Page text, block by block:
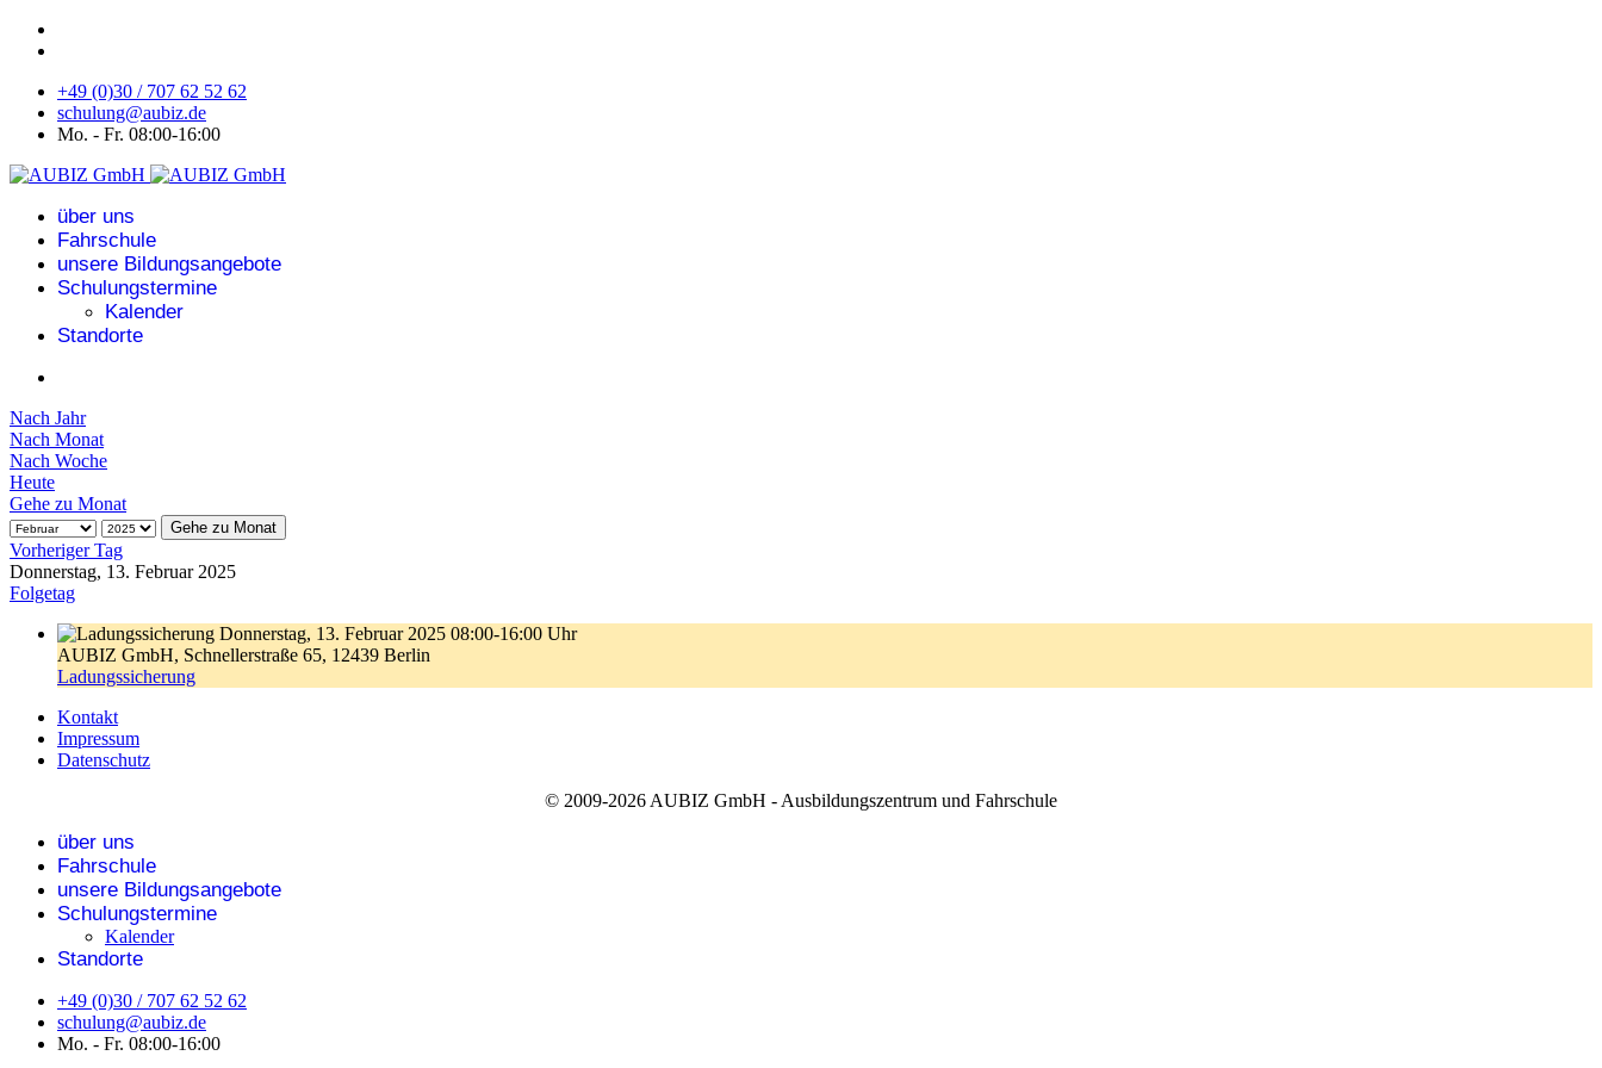
+49 (0)30 / 707 62 52 62
schulung@aubiz.de
Mo. - Fr. 08:00-16:00
über uns
Fahrschule
unsere Bildungsangebote
Schulungstermine
Kalender
Standorte
Nach Jahr
Nach Monat
Nach Woche
Heute
Gehe zu Monat
Gehe zu Monat
Vorheriger Tag
Donnerstag, 13. Februar 2025
Folgetag
Donnerstag, 13. Februar 2025 08:00-16:00 Uhr
AUBIZ GmbH, Schnellerstraße 65, 12439 Berlin
Ladungssicherung
Kontakt
Impressum
Datenschutz
© 2009-2026 AUBIZ GmbH - Ausbildungszentrum und Fahrschule
über uns
Fahrschule
unsere Bildungsangebote
Schulungstermine
Kalender
Standorte
+49 (0)30 / 707 62 52 62
schulung@aubiz.de
Mo. - Fr. 08:00-16:00